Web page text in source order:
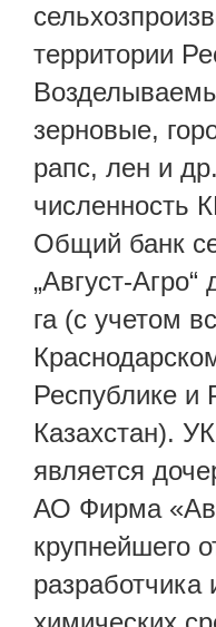
территории
зерновые,
рапс, лен и
численность
Общий банк
„Август-Агро“
га (с учетом
Республике и
Казахстан).
является
АО Фирма
крупнейшего
разработчика